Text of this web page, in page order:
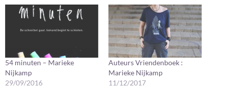
54 minuten – Marieke
Nijkamp
29/09/2016
Auteurs Vriendenboek :
Marieke Nijkamp
11/12/2017